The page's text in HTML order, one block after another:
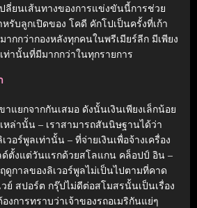
ลี่ยนเส้นทางของการแข่งขันนี้การช่วย
รับลูกเปิดของ โคดี คักโปเป็นครั้งที่เก้า
กกว่ากองหลังทุกคนในพรีเมียร์ลีก มีเพียง
ท่านั้นที่มีมากกว่าในทุกรายการ
าแยกจากกันเสมอ ดังนั้นเงินเพียงเล็กน้อย
ล่านั้น – เราสามารถสันนิษฐานได้ว่า
อร์พูลเท่านั้น – ที่จ่ายเงินเพื่อจ้างเครื่อง
ตั้งแต่วันแรกด้วยสโลแกน คล็อปป์ อิน –
กาลของลิเวอร์พูลไม่เป็นไปตามที่คาด
ย์ สปอร์ต กรุ๊ปไม่ดีต่อสโมสรนั้นเป็นเรื่อง
งการทราบว่าเจ้าของรถอเมริกันแย่ๆ